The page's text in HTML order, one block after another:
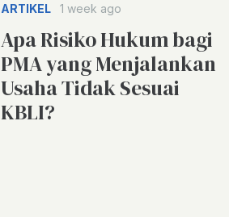
ARTIKEL 1 week ago
Apa Risiko Hukum bagi
PMA yang Menjalankan
Usaha Tidak Sesuai
KBLI?